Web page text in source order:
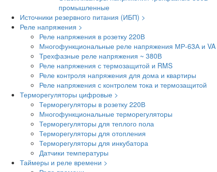
промышленные
Источники резервного питания (ИБП) >
Реле напряжения >
Реле напряжения в розетку 220В
Многофункциональные реле напряжения МР-63А и VA
Трехфазные реле напряжения ~ 380В
Реле напряжения с термозащитой и RMS
Реле контроля напряжения для дома и квартиры
Реле напряжения с контролем тока и термозащитой
Терморегуляторы цифровые >
Терморегуляторы в розетку 220В
Многофункциональные терморегуляторы
Терморегуляторы для теплого пола
Терморегуляторы для отопления
Терморегуляторы для инкубатора
Датчики температуры
Таймеры и реле времени >